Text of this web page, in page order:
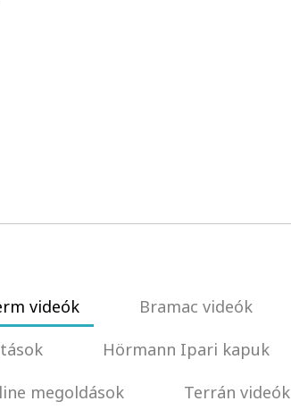
videók
Bramac videók
Hörmann Ipari kapuk
megoldások Terrán videók